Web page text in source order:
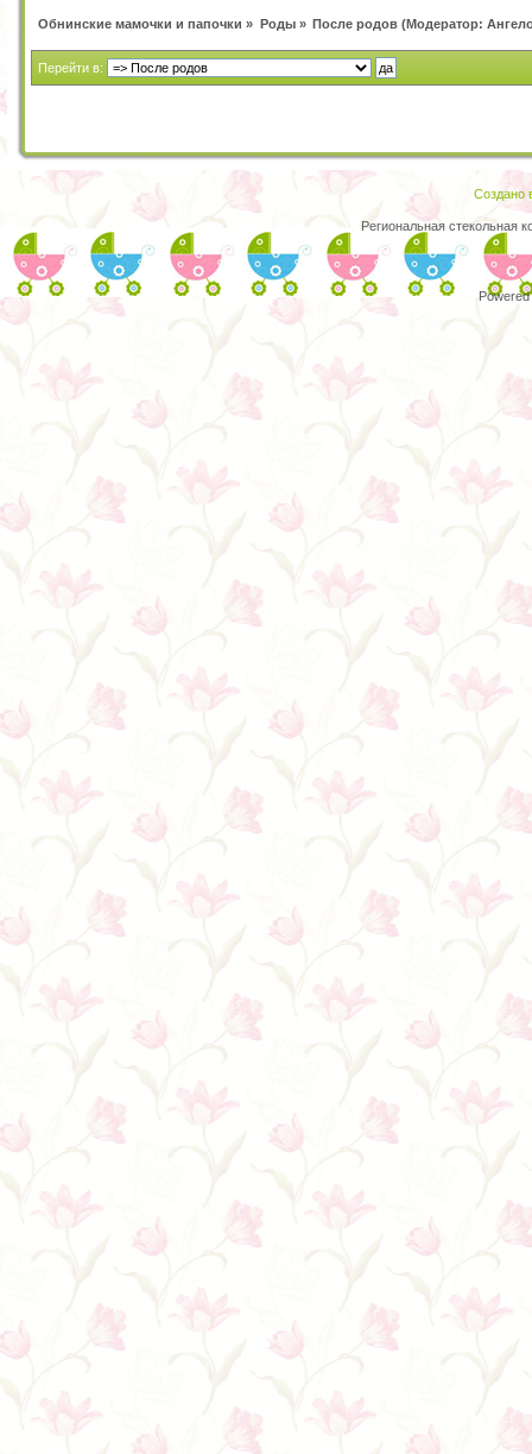
Обнинские мамочки и папочки » Роды» После родов(Модератор:
Перейти в:
Создано
Региональная стекольная